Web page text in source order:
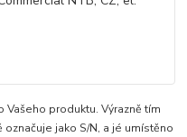
produktu. Výrazně tím
jako S/N, a jé umístěno